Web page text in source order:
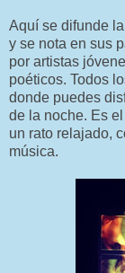
Aquí se difunde
y se nota en sus
por artistas
poéticos. Todos
donde puedes
de la noche. Es
un rato relajado,
música.